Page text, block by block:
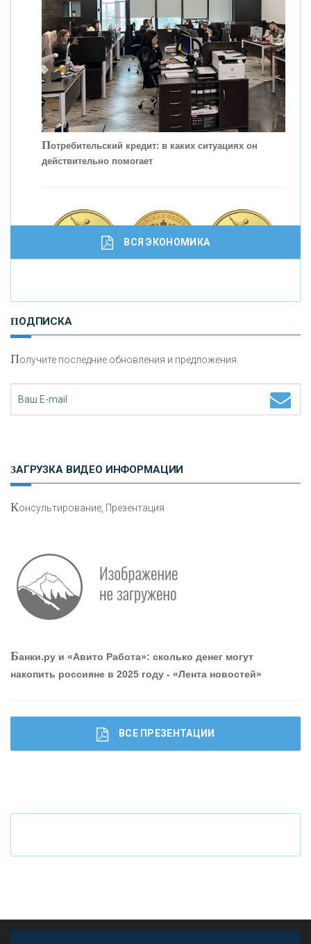
КОНТАКТЫ
привлечь и удержать персонал - «Интервью»
Потребительский кредит: в каких ситуациях он
действительно помогает
И
сохранения и увеличения капитала
Что будет с наличными деньгами при цифровом
ВСЯ ЭКОНОМИКА
ПОДПИСКА
Получите последние обновления и предложения.
ЗАГРУЗКА ВИДЕО ИНФОРМАЦИИ
Консультирование, Презентация
Банки.ру и «Авито Работа»: сколько денег могут
накопить россияне в 2025 году - «Лента новостей»
ВСЕ ПРЕЗЕНТАЦИИ